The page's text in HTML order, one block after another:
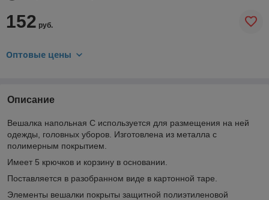
152 руб.
Оптовые цены
Описание
Вешалка напольная С используется для размещения на ней
одежды, головных уборов. Изготовлена из металла с
полимерным покрытием.
Имеет 5 крючков и корзину в основании.
Поставляется в разобранном виде в картонной таре.
Элементы вешалки покрыты защитной полиэтиленовой